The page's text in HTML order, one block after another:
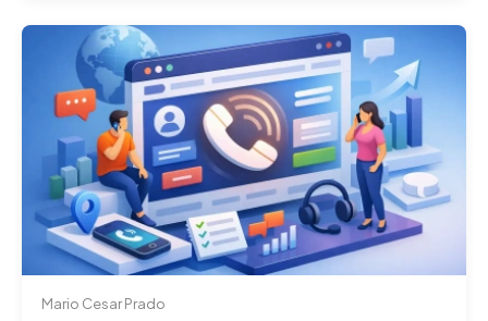
Mario Cesar Prado